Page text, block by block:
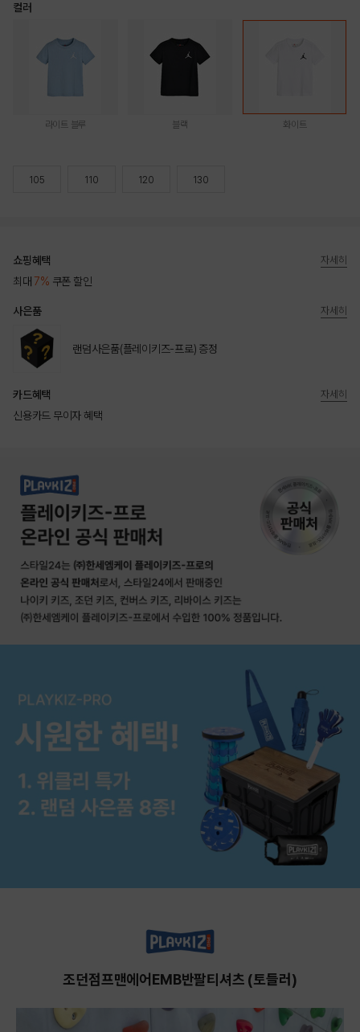
컬러
라이트 블루 블랙 화이트
105 110 120 130
쇼핑혜택
최대 7% 쿠폰 할인
자세히
사은품
랜덤사은품(플레이키즈-프로) 증정
자세히
카드혜택
신용카드 무이자 혜택
자세히
조던점프맨에어EMB반팔티셔츠 (토들러)